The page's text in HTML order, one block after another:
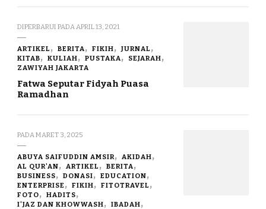
DIPERBARUI PADAAPRIL 13, 2021
ARTIKEL BERITA FIKIH
JURNAL
KITAB
KULIAH PUSTAKA
SEJARAH
ZAWIYAH JAKARTA
Fatwa Seputar Fidyah Puasa
Ramadhan
PADAMARET 3, 2025
ABUYA SAIFUDDIN AMSIR
AKIDAH
AL QUR'AN
ARTIKEL
BERITA
BUSINESS
DONASI
EDUCATION
ENTERPRISE
FIKIH
FITOTRAVEL
FOTO
HADITS
I'JAZ DAN KHOWWASH
IBADAH